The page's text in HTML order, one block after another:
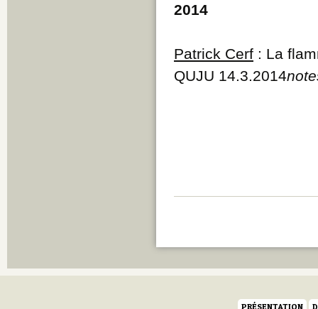
2014
Patrick Cerf : La
QUJU 14.3.2014
PRÉSENTATION